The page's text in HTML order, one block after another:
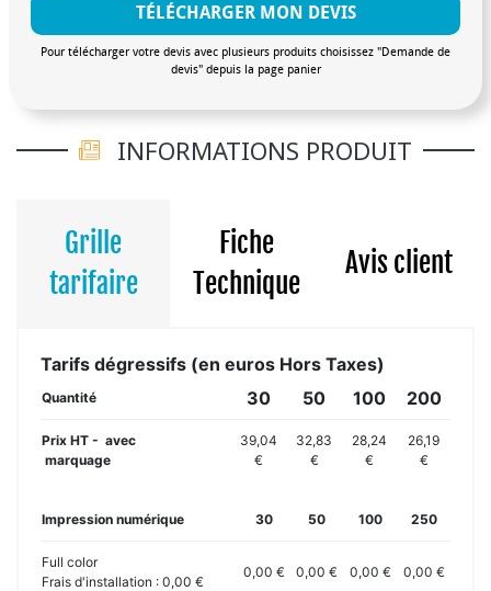
TÉLÉCHARGER MON DEVIS
Pour télécharger votre devis avec plusieurs produits choisissez "Demande de
devis" depuis la page panier
INFORMATIONS PRODUIT
Grille
tarifaire
Fiche
Technique
Avis client
Tarifs dégressifs (en euros Hors Taxes)
Quantité 30 50 100 200
Prix HT - avec
marquage
39,04
€
32,83
€
28,24
€
26,19
€
Impression numérique 30 50 100 250
Full color
Frais d'installation : 0,00 €
0,00 € 0,00 € 0,00 € 0,00 €